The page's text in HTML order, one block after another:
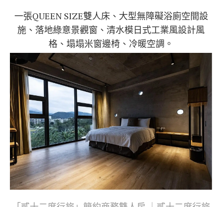
一張QUEEN SIZE雙人床、大型無障礙浴廁空間設
施、落地綠意景觀窗、清水模日式工業風設計風
格、塌塌米窗邊椅、冷暖空調。